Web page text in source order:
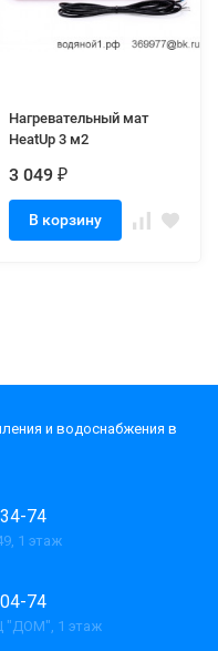
Нагревательный мат
HeatUp 3 м2
3 049 ₽
В корзину
и водоснабжения в
74
1 этаж
74
"ДОМ", 1 этаж